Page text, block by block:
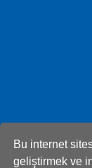
Bu internet
geliştirmek ve